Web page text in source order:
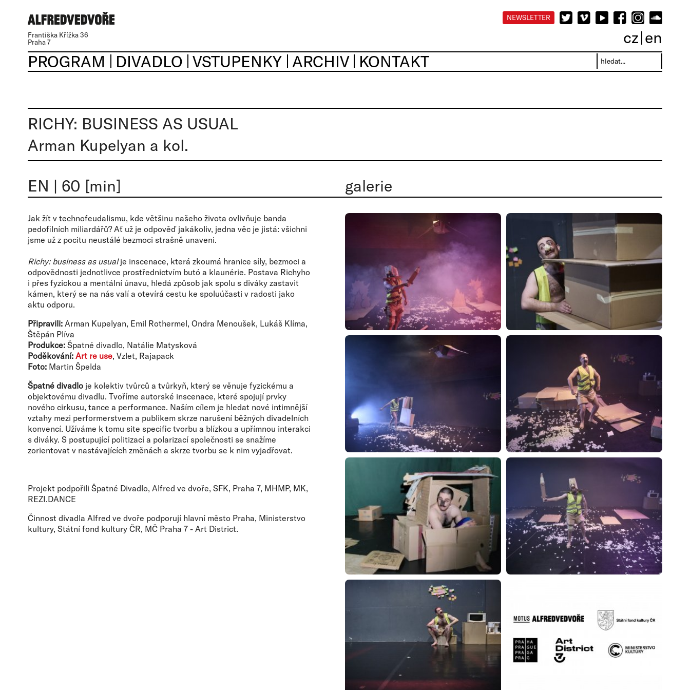
Františka Křížka 36
Praha 7
NEWSLETTER
cz en
PROGRAM
DIVADLO VSTUPENKY ARCHIV KONTAKT
RICHY: BUSINESS AS USUAL
Arman Kupelyan a kol.
EN | 60 [min] galerie
Jak žít v technofeudalismu, kde většinu našeho života ovlivňuje banda
pedofilních miliardářů? Ať už je odpověď jakákoliv, jedna věc je jistá: všichni
jsme už z pocitu neustálé bezmoci strašně unaveni.
Richy: business as usualje inscenace, která zkoumá hranice síly, bezmoci a
odpovědnosti jednotlivce prostřednictvím butó a klaunérie. Postava Richyho
i přes fyzickou a mentální únavu, hledá způsob jak spolu s diváky zastavit
kámen, který se na nás valí a otevírá cestu ke spoluúčasti v radosti jako
aktu odporu.
Připravili: Arman Kupelyan, Emil Rothermel, Ondra Menoušek, Lukáš Klíma,
Štěpán Plíva
Produkce: Špatné divadlo, Natálie Matysková
Poděkování: Art re use, Vzlet, Rajapack
Foto: Martin Špelda
Špatné divadlo je kolektiv tvůrců a tvůrkyň, který se věnuje fyzickému a
objektovému divadlu. Tvoříme autorské inscenace, které spojují prvky
nového cirkusu, tance a performance. Naším cílem je hledat nové intimnější
vztahy mezi performerstvem a publikem skrze narušení běžných divadelních
konvencí. Užíváme k tomu site specific tvorbu a blízkou a upřímnou interakci
s diváky. S postupující politizací a polarizací společnosti se snažíme
zorientovat v nastávajících změnách a skrze tvorbu se k nim vyjadřovat.
Projekt podpořili Špatné Divadlo, Alfred ve dvoře, SFK, Praha 7, MHMP, MK,
REZI.DANCE
Činnost divadla Alfred ve dvoře podporují hlavní město Praha, Ministerstvo
kultury, Státní fond kultury ČR, MČ Praha 7 - Art District.